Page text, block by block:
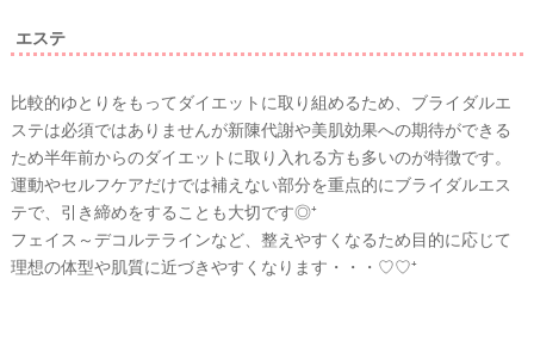
エステ
比較的ゆとりをもってダイエットに取り組めるため、ブライダルエ
ステは必須ではありませんが新陳代謝や美肌効果への期待ができる
ため半年前からのダイエットに取り入れる方も多いのが特徴です。
運動やセルフケアだけでは補えない部分を重点的にブライダルエス
テで、引き締めをすることも大切です◎⁺
フェイス～デコルテラインなど、整えやすくなるため目的に応じて
理想の体型や肌質に近づきやすくなります・・・♡♡⁺